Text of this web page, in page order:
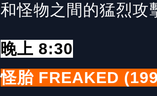
和怪物之間的猛烈
晚上 8:30
怪胎 FREAKED